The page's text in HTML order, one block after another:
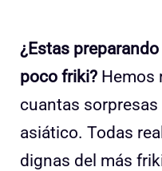
¿Estas
poco friki? Hemos
cuantas
asiático. Todas
dignas del más